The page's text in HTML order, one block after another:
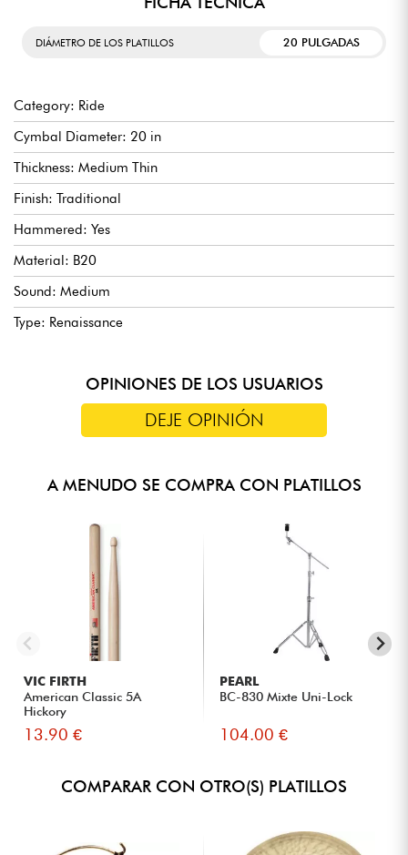
DIÁMETRO DE LOS PLATILLOS 20 PULGADAS
Category: Ride
Cymbal Diameter: 20 in
Thickness: Medium Thin
Finish: Traditional
Hammered: Yes
Material: B20
Sound: Medium
Type: Renaissance
OPINIONES DE LOS USUARIOS
DEJE OPINIÓN
A MENUDO SE COMPRA CON PLATILLOS
VIC FIRTH
American Classic 5A
Hickory
13.90 €
PEARL
BC-830 Mixte Uni-Lock
104.00 €
COMPARAR CON OTRO(S) PLATILLOS